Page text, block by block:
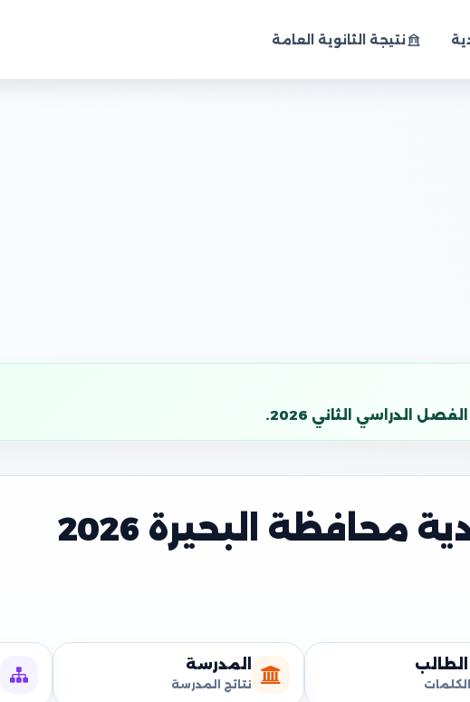
نتيجة الثانوية العامة
الدراسي الثاني 2026.
محافظة البحيرة 2026
المدرسة
نتائج المدرسة